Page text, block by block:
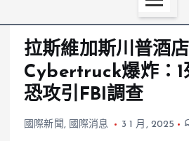
拉斯維加斯川普酒
Cybertruck爆炸：1
恐攻引FBI調查
國際新聞, 國際消息 3 1 月, 2025